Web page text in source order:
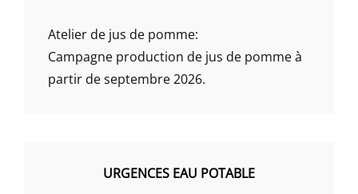
Atelier de jus de pomme:
Campagne production de jus de pomme à
partir de septembre 2026.
URGENCES EAU POTABLE